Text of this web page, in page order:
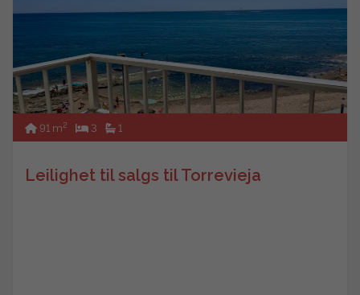
91 m2 3 1
Leilighet til salgs til Torrevieja